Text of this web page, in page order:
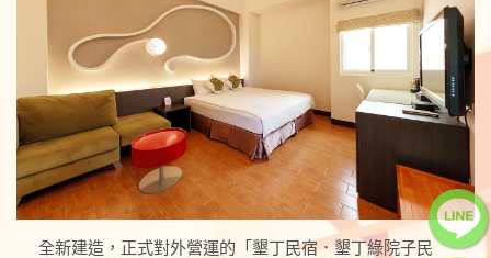
全新建造，正式對外營運的「墾丁民宿．墾丁綠院子民